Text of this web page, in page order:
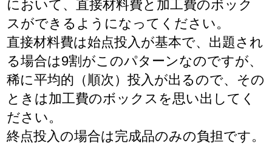
において、直接材料費と加工費のボック
スができるようになってください。
直接材料費は始点投入が基本で、出題され
る場合は9割がこのパターンなのですが、
稀に平均的（順次）投入が出るので、その
ときは加工費のボックスを思い出してく
ださい。
終点投入の場合は完成品のみの負担です。